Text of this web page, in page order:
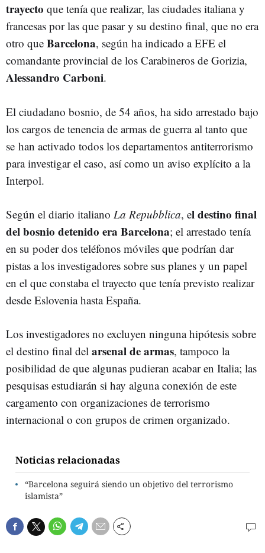
trayecto que tenía que realizar, las ciudades italiana y
francesas por las que pasar y su destino final, que no era
otro que Barcelona, según ha indicado a EFE el
comandante provincial de los Carabineros de Gorizia,
Alessandro Carboni.
El ciudadano bosnio, de 54 años, ha sido arrestado bajo
los cargos de tenencia de armas de guerra al tanto que
se han activado todos los departamentos antiterrorismo
para investigar el caso, así como un aviso explícito a la
Interpol.
Según el diario italiano La Repubblica, el destino final
del bosnio detenido era Barcelona; el arrestado tenía
en su poder dos teléfonos móviles que podrían dar
pistas a los investigadores sobre sus planes y un papel
en el que constaba el trayecto que tenía previsto realizar
desde Eslovenia hasta España.
Los investigadores no excluyen ninguna hipótesis sobre
el destino final del arsenal de armas, tampoco la
posibilidad de que algunas pudieran acabar en Italia; las
pesquisas estudiarán si hay alguna conexión de este
cargamento con organizaciones de terrorismo
internacional o con grupos de crimen organizado.
Noticias relacionadas
“Barcelona seguirá siendo un objetivo del terrorismo
islamista”